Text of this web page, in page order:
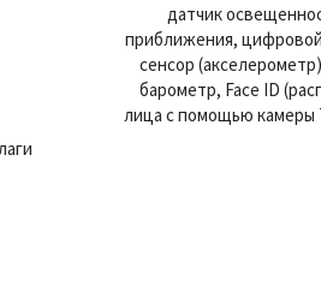
датчик
приближения,
сенсор
барометр, Face ID
лица с помощью камеры